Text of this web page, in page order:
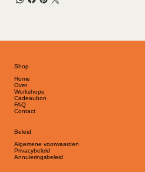
Shop
Home
Over
Workshops
Cadeaubon
FAQ
Contact
Beleid
Algemene voorwaarden
Privacybeleid
Annuleringsbeleid